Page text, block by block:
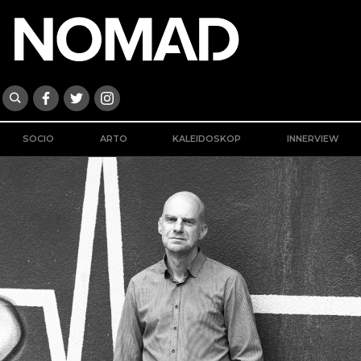
SOCIO ARTO KALEIDOSKOP INNERVIEW